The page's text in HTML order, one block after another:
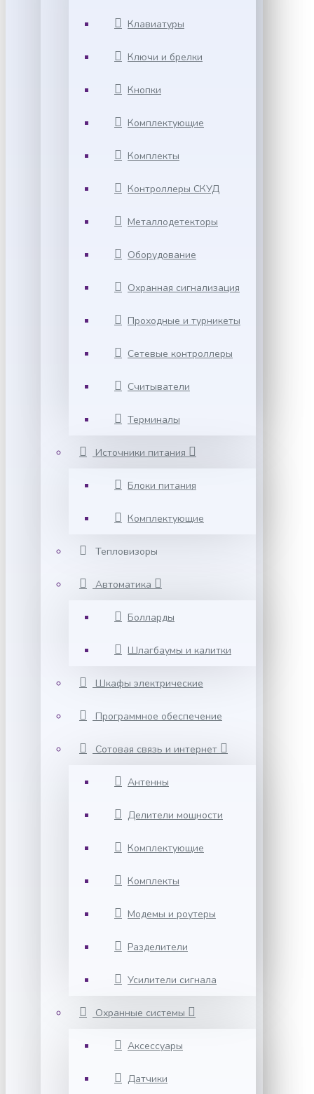
Клавиатуры
Ключи и брелки
Кнопки
Комплектующие
Комплекты
Контроллеры СКУД
Металлодетекторы
Оборудование
Охранная сигнализация
Проходные и турникеты
Сетевые контроллеры
Считыватели
Терминалы
Источники питания
Блоки питания
Комплектующие
Тепловизоры
Автоматика
Болларды
Шлагбаумы и калитки
Шкафы электрические
Программное обеспечение
Сотовая связь и интернет
Антенны
Делители мощности
Комплектующие
Комплекты
Модемы и роутеры
Разделители
Усилители сигнала
Охранные системы
Аксессуары
Датчики